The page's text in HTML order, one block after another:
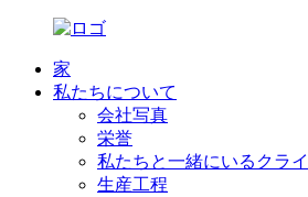
家
私たちについて
会社写真
栄誉
私たちと一緒にいるクラ
生産工程